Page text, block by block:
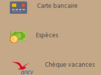
Carte bancaire
Espèces
Chèque vacances